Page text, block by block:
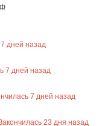
7 дней назад
7 дней назад
7 дней назад
23 дня назад